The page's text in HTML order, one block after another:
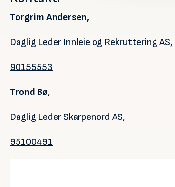
Torgrim Andersen,
Daglig Leder Innleie og Rekruttering AS,
90155553
Trond Bø,
Daglig Leder Skarpenord AS,
95100491